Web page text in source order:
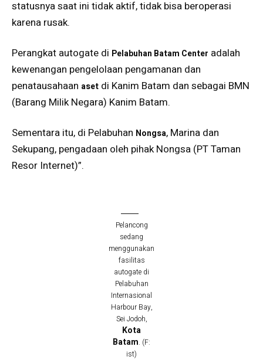
statusnya saat ini tidak aktif, tidak bisa beroperasi
karena rusak.
Perangkat autogate di Pelabuhan Batam Center adalah
kewenangan pengelolaan pengamanan dan
penatausahaan aset di Kanim Batam dan sebagai BMN
(Barang Milik Negara) Kanim Batam.
Sementara itu, di Pelabuhan Nongsa, Marina dan
Sekupang, pengadaan oleh pihak Nongsa (PT Taman
Resor Internet)”.
Pelancong
sedang
menggunakan
fasilitas
autogate di
Pelabuhan
Internasional
Harbour Bay,
Sei Jodoh,
Kota
Batam. (F:
ist)